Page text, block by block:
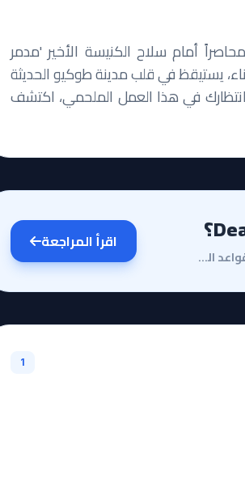
أمام سلاح الكنيسة الأخير 'مدمر
يستيقظ في قلب مدينة طوكيو الحديثة
في هذا العمل الملحمي، اكتشف
مقدمة وقصة الأنميفي عالم الأنمي المليء بالتكرار، يبرز عمل يكسر القواعد التقليدية لتصنيف الإيسيكاي، و...
اقرأ المراجعة
1